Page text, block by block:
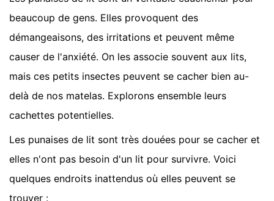
beaucoup de gens. Elles provoquent des
démangeaisons, des irritations et peuvent même
causer de l'anxiété. On les associe souvent aux lits,
mais ces petits insectes peuvent se cacher bien au-
delà de nos matelas. Explorons ensemble leurs
cachettes potentielles.
Les punaises de lit sont très douées pour se cacher et
elles n'ont pas besoin d'un lit pour survivre. Voici
quelques endroits inattendus où elles peuvent se
trouver :